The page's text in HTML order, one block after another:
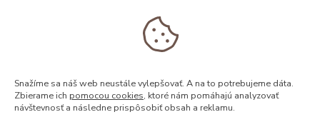
© 2026, Rýdl
Snažíme sa náš web neustále vylepšovať. A na to potrebujeme dáta.
Zbierame ich pomocou cookies, ktoré nám pomáhajú analyzovať
návštevnosť a následne prispôsobiť obsah a reklamu.